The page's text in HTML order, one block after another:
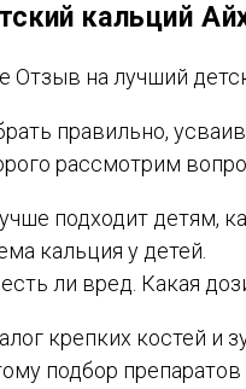
кальций
правильно,
рассмотрим
подходит детям,
кальция у детей.
ли вред. Какая
крепких костей и
подбор